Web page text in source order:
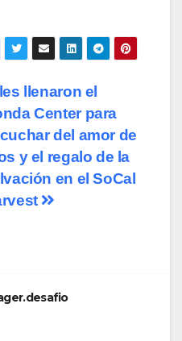
llenaron el
Center para
del amor de
y el regalo de la
en el SoCal